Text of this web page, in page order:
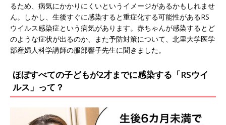
るため、病気にかかりにくいというイメージがあるかもしれませ
ん。しかし、生後すぐに感染すると重症化する可能性があるRS
ウイルス感染症という病気があります。赤ちゃんが感染するとど
のような症状が出るのか、また予防対策について、北里大学医学
部産婦人科学講師の服部響子先生に聞きました。
ほぼすべての子どもが2才までに感染する「RSウイ
ルス」って？